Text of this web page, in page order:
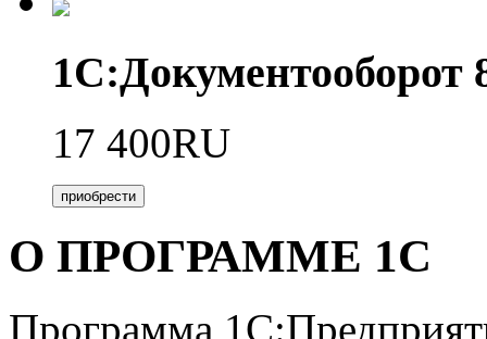
17 400RU
приобрести
О ПРОГРАММЕ 1С
Программа